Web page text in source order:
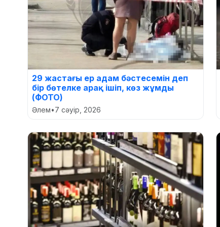
29 жастағы ер адам бәстесемін деп
бір бөтелке арақ ішіп, көз жұмды
(ФОТО)
Әлем•7 сәуір, 2026